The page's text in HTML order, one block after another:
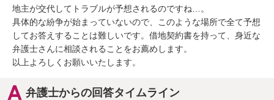
地主が交代してトラブルが予想されるのですね…。
具体的な紛争が始まっていないので、このような場所で全て予想
してお答えすることは難しいです。借地契約書を持って、身近な
弁護士さんに相談されることをお薦めします。
以上よろしくお願いいたします。
弁護士からの回答タイムライン